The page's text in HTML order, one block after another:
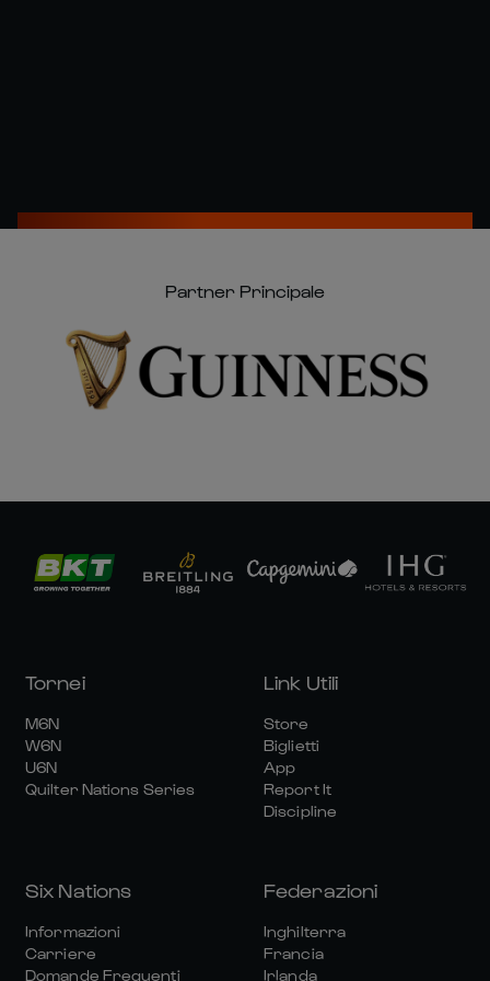
Partner Principale
Tornei
M6N
W6N
U6N
Quilter Nations Series
Link Utili
Store
Biglietti
App
Report It
Discipline
Six Nations
Informazioni
Carriere
Domande Frequenti
Federazioni
Inghilterra
Francia
Irlanda